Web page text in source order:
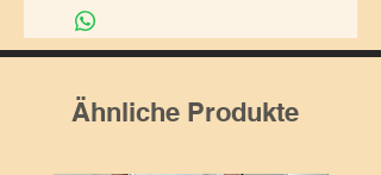
besondere. Sie sieht nicht nur
super stylish aus, sondern
abnehmbaren Kapuze, zwei
Ähnliche Produkte